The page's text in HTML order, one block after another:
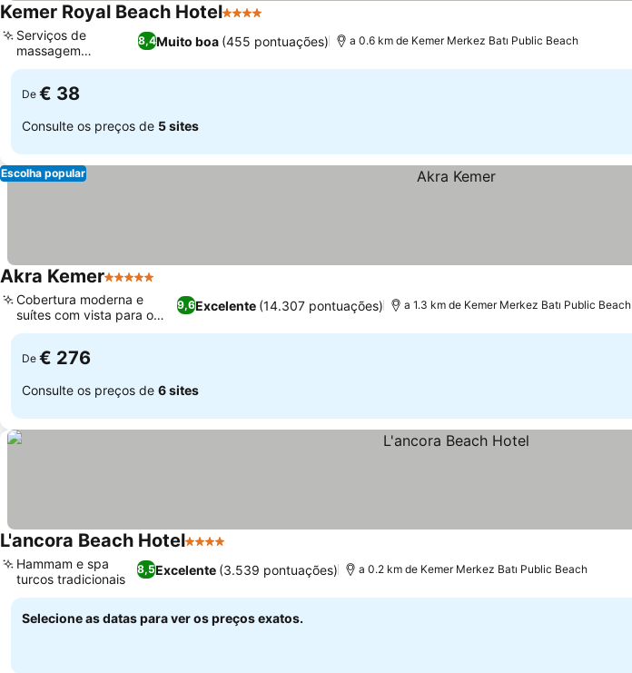
Kemer Royal Beach Hotel4 Estrelas
8,4Muito boa (455 pontuações)
Serviços de
massagem
relaxantes
a 0.6 km de Kemer Merkez Batı Public Beach
De € 38
Consulte os preços de 5 sites
Escolha popular
Akra Kemer5 Estrelas
9,6Excelente (14.307 pontuações)
Cobertura moderna e
suítes com vista para o
mar
a 1.3 km de Kemer Merkez Batı Public Beach
De € 276
Consulte os preços de 6 sites
L'ancora Beach Hotel4 Estrelas
8,5Excelente (3.539 pontuações)
Hammam e spa
turcos tradicionais
a 0.2 km de Kemer Merkez Batı Public Beach
Selecione as datas para ver os preços exatos.